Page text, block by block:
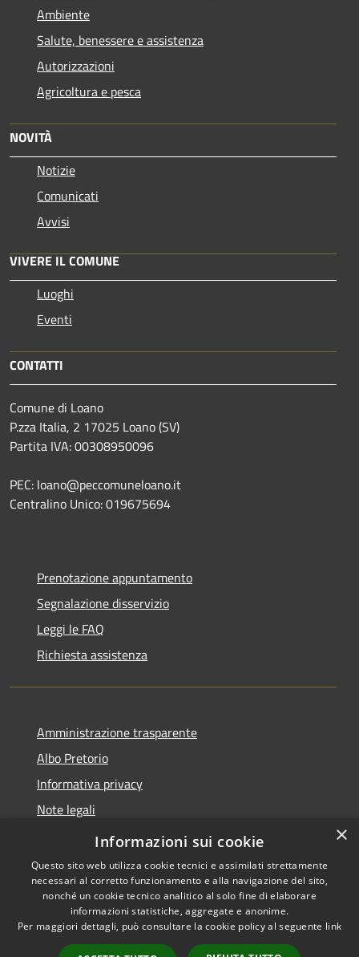
Ambiente
Salute, benessere e assistenza
Autorizzazioni
Agricoltura e pesca
NOVITÀ
Notizie
Comunicati
Avvisi
VIVERE IL COMUNE
Luoghi
Eventi
CONTATTI
Comune di Loano
P.zza Italia, 2 17025 Loano (SV)
Partita IVA: 00308950096
PEC: loano@peccomuneloano.it
Centralino Unico: 019675694
Prenotazione appuntamento
Segnalazione disservizio
Leggi le FAQ
Richiesta assistenza
Amministrazione trasparente
Albo Pretorio
Informativa privacy
Note legali
Dichiarazione di accessibilità
Accessibilità
Copyright © 2026 • Comune di
Loano • Powered by
×
Informazioni sui cookie
Questo sito web utilizza cookie tecnici e assimilati strettamente
necessari al corretto funzionamento e alla navigazione del sito,
nonché un cookie tecnico analitico al solo fine di elaborare
informazioni statistiche, aggregate e anonime.
Per maggiori dettagli, può consultare la cookie policy al seguente link